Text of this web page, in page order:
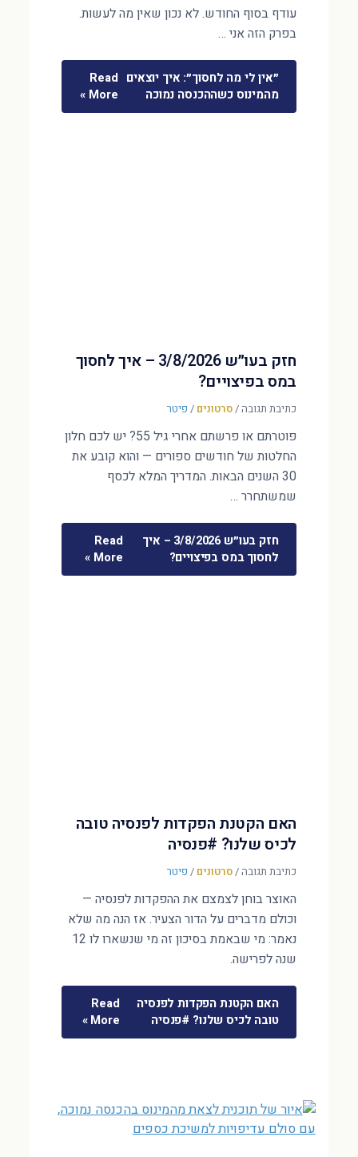
עודף בסוף החודש. לא נכון שאין מה לעשות.
בפרק הזה אני …
״אין לי מה לחסוך״: איך יוצאים
מהמינוס כשההכנסה נמוכה
Read
More »
חזק בעו״ש 3/8/2026 – איך לחסוך
במס בפיצויים?
כתיבת תגובה/סרטונים / פיטר
פוטרתם או פרשתם אחרי גיל 55? יש לכם חלון
החלטות של חודשים ספורים — והוא קובע את
30 השנים הבאות. המדריך המלא לכסף
שמשתחרר …
חזק בעו״ש 3/8/2026 – איך
לחסוך במס בפיצויים?
Read
More »
האם הקטנת הפקדות לפנסיה טובה
לכיס שלנו? #פנסיה
כתיבת תגובה/סרטונים / פיטר
האוצר בוחן לצמצם את ההפקדות לפנסיה —
וכולם מדברים על הדור הצעיר. אז הנה מה שלא
נאמר: מי שבאמת בסיכון זה מי שנשארו לו 12
שנה לפרישה.
האם הקטנת הפקדות לפנסיה
טובה לכיס שלנו? #פנסיה
Read
More »